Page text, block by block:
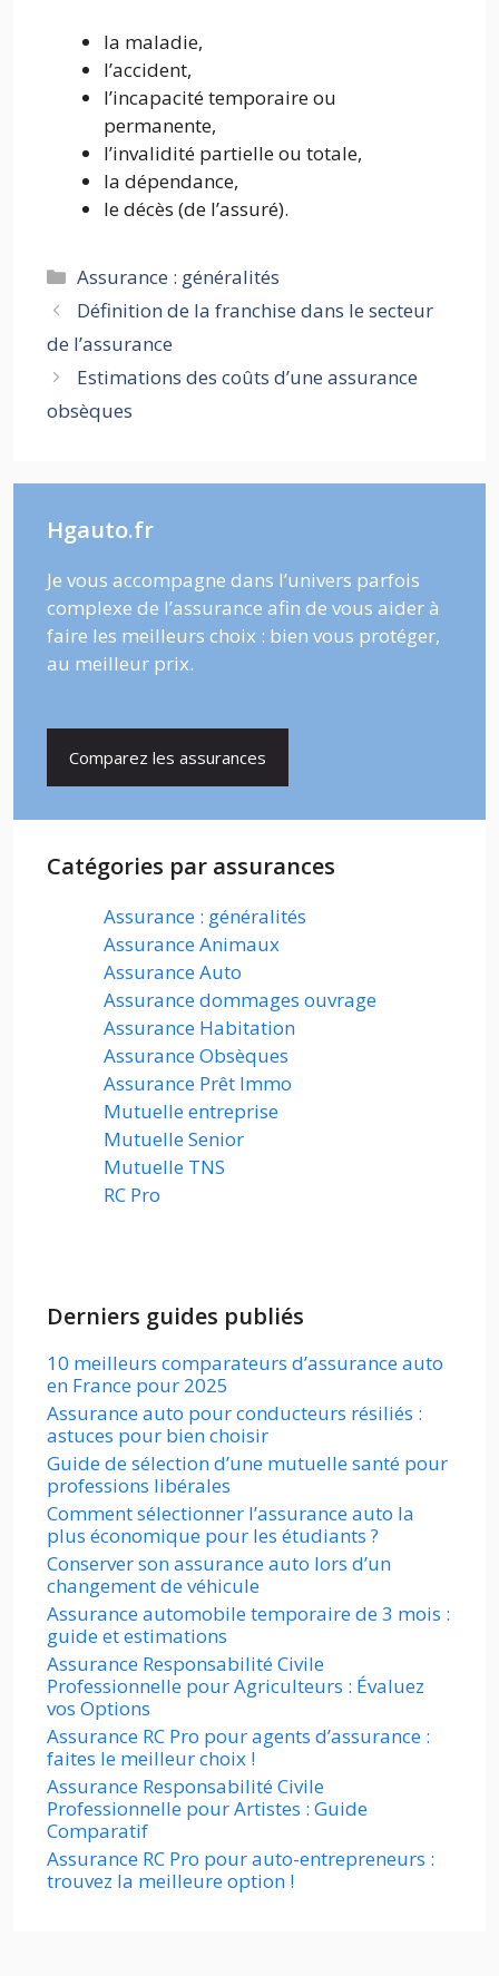
la maladie,
l’accident,
l’incapacité temporaire ou
permanente,
l’invalidité partielle ou totale,
la dépendance,
le décès (de l’assuré).
Catégories
Assurance : généralités
Définition de la franchise dans le secteur
de l’assurance
Estimations des coûts d’une assurance
obsèques
Hgauto.fr
Je vous accompagne dans l’univers parfois
complexe de l’assurance afin de vous aider à
faire les meilleurs choix : bien vous protéger,
au meilleur prix.
Comparez les assurances
Catégories par assurances
Assurance : généralités
Assurance Animaux
Assurance Auto
Assurance dommages ouvrage
Assurance Habitation
Assurance Obsèques
Assurance Prêt Immo
Mutuelle entreprise
Mutuelle Senior
Mutuelle TNS
RC Pro
Derniers guides publiés
10 meilleurs comparateurs d’assurance auto
en France pour 2025
Assurance auto pour conducteurs résiliés :
astuces pour bien choisir
Guide de sélection d’une mutuelle santé pour
professions libérales
Comment sélectionner l’assurance auto la
plus économique pour les étudiants ?
Conserver son assurance auto lors d’un
changement de véhicule
Assurance automobile temporaire de 3 mois :
guide et estimations
Assurance Responsabilité Civile
Professionnelle pour Agriculteurs : Évaluez
vos Options
Assurance RC Pro pour agents d’assurance :
faites le meilleur choix !
Assurance Responsabilité Civile
Professionnelle pour Artistes : Guide
Comparatif
Assurance RC Pro pour auto-entrepreneurs :
trouvez la meilleure option !